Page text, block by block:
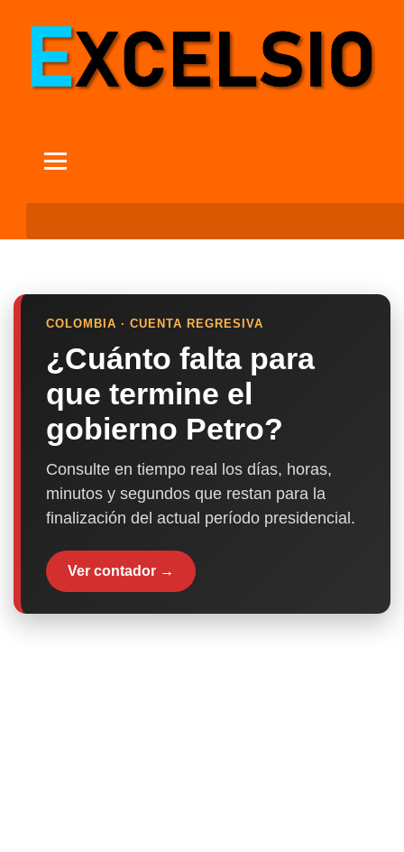
COLOMBIA · CUENTA REGRESIVA
¿Cuánto falta para
que termine el
gobierno Petro?
Consulte en tiempo real los días, horas,
minutos y segundos que restan para la
finalización del actual período presidencial.
Ver contador →